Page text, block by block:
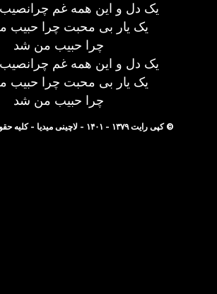
یک دل و این همه غم
یک یار بی محبت چرا حبیب
چرا حبیب من شد
یک دل و این همه غم
یک یار بی محبت چرا حبیب
چرا حبیب من شد
© کپی رایت ۱۳۷۹ - ۱۴۰۱ - لاچینی میدیا - کلیه حقوق محفوظ است